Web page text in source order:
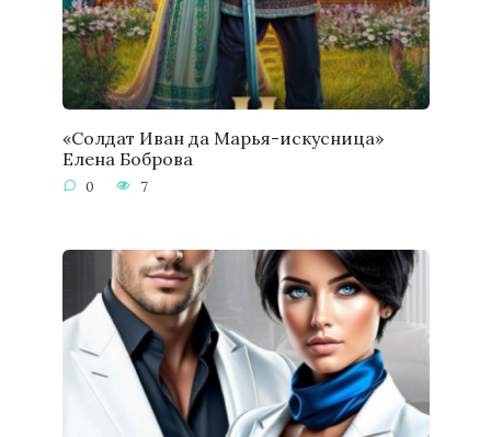
«Солдат Иван да Марья-искусница»
Елена Боброва
0 7